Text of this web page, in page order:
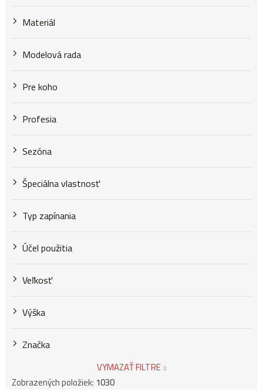
o
v
Materiál
Modelová rada
Pre koho
Profesia
Sezóna
Špeciálna vlastnosť
Typ zapínania
Účel použitia
Veľkosť
Výška
Značka
VYMAZAŤ FILTRE
Zobrazených položiek:1030